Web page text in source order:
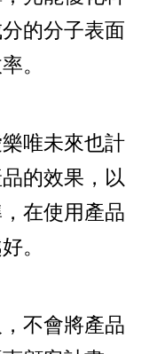
的分子表面
。
唯未來也計
的效果，以
在使用產品
。
不會將產品